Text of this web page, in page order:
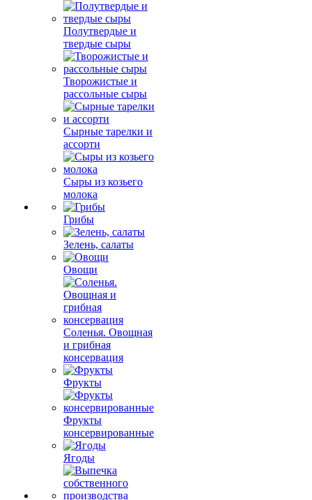
Полутвердые и
твердые сыры
Творожистые и
рассольные сыры
Сырные тарелки и
ассорти
Сыры из козьего
молока
Грибы
Зелень, салаты
Овощи
Соленья. Овощная
и грибная
консервация
Фрукты
Фрукты
консервированные
Ягоды